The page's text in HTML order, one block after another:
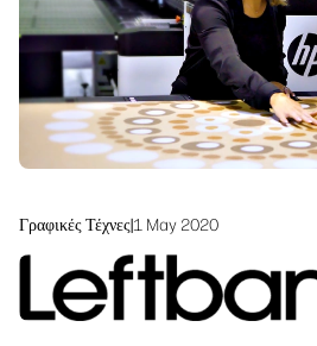
Γραφικές Τέχνες|1 May 2020